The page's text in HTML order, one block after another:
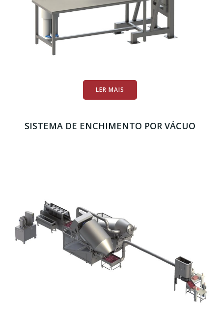
LER MAIS
SISTEMA DE ENCHIMENTO POR VÁCUO